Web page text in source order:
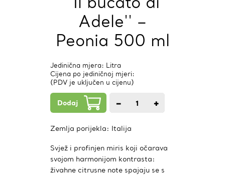
Adele'' –
Peonia 500 ml
Jedinična mjera: Litra
Cijena po jediničnoj mjeri:
(PDV je uključen u cijenu)
Dodaj − 1 +
Zemlja porijekla: Italija
Svjež i profinjen miris koji očarava
svojom harmonijom kontrasta:
živahne citrusne note spajaju se s